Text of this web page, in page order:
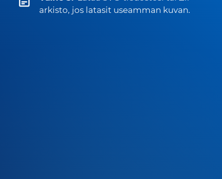
arkisto, jos latasit useamman kuvan.